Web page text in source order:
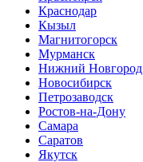
Краснодар
Кызыл
Магнитогорск
Мурманск
Нижний Новгород
Новосибирск
Петрозаводск
Ростов-на-Дону
Самара
Саратов
Якутск